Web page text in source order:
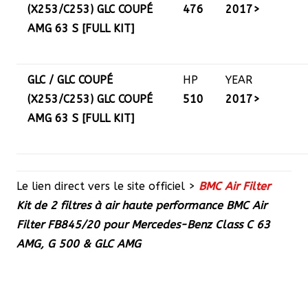
(X253/C253) GLC COUPÉ
AMG 63 S [FULL KIT]
476 2017>
GLC / GLC COUPÉ
(X253/C253) GLC COUPÉ
AMG 63 S [FULL KIT]
HP
510
YEAR
2017>
Le lien direct vers le site officiel > BMC Air Filter
Kit de 2 filtres à air haute performance BMC Air
Filter FB845/20 pour Mercedes-Benz Class C 63
AMG, G 500 & GLC AMG